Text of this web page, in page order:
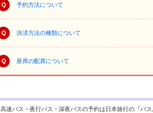
Q 予約方法について
Q 決済方法の種類について
Q 座席の配席について
高速バス・夜行バス・深夜バスの予約は日本旅行の『バス